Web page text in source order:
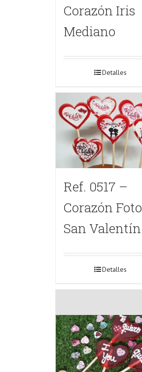
Corazón Iris
Mediano
Detalles
Ref. 0517 –
Corazón Foto
San Valentín
Detalles